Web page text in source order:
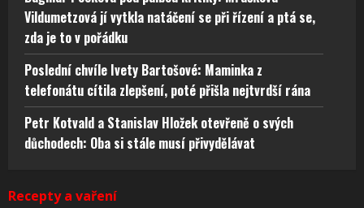
Vildumetzová jí vytkla natáčení se při řízení a ptá se,
zda je to v pořádku
Poslední chvíle Ivety Bartošové: Maminka z
telefonátu cítila zlepšení, poté přišla nejtvrdší rána
Petr Kotvald a Stanislav Hložek otevřeně o svých
důchodech: Oba si stále musí přivydělávat
Recepty a vaření